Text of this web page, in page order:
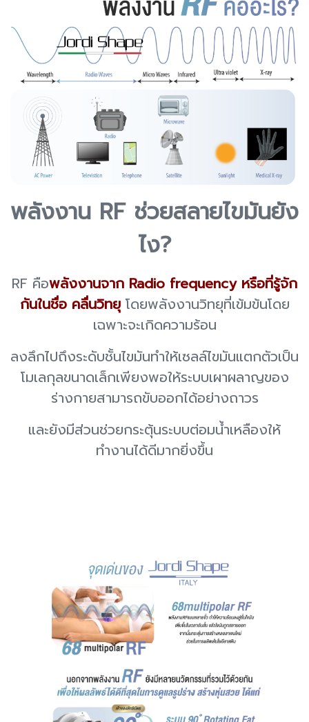
พลังงาน RF ช่วยสลายไขมันยัง
ไง?
RF คือพลังงานจาก Radio frequency หรือที่รู้จัก
กันในชื่อ คลื่นวิทยุโดยพลังงานวิทยุที่เข้มข้นโดย
เฉพาะจะเกิดความร้อน
ลงลึกไปถึงระดับชั้นไขมันทำให้เซลล์ไขมันแตกตัวเป็น
โมเลกุลขนาดเล็กเพียงพอให้ระบบเผาผลาญของ
ร่างกายสามารถขับออกได้อย่างถาวร
และยังมีส่วนช่วยกระตุ้นระบบต่อมน้ำเหลืองให้
ทำงานได้ดีมากยิ่งขึ้น